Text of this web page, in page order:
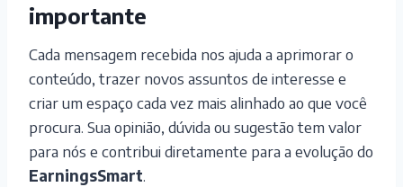
importante
Cada mensagem recebida nos ajuda a aprimorar o
conteúdo, trazer novos assuntos de interesse e
criar um espaço cada vez mais alinhado ao que você
procura. Sua opinião, dúvida ou sugestão tem valor
para nós e contribui diretamente para a evolução do
EarningsSmart.